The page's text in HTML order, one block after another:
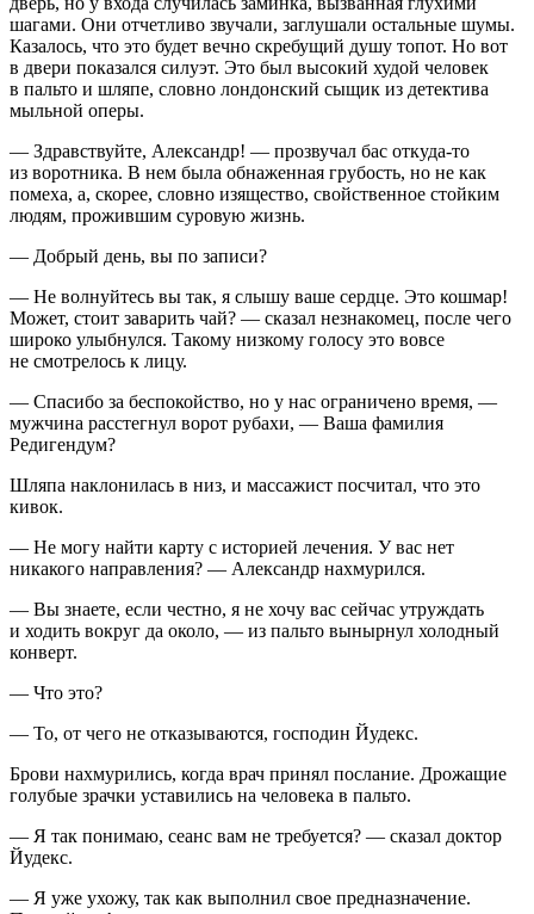
шагами. Они отчетливо звучали, заглушали остальные шумы.
Казалось, что это будет вечно скребущий душу топот. Но вот
в двери показался силуэт. Это был высокий худой человек
в пальто и шляпе, словно лондонский сыщик из детектива
мыльной оперы.
— Здравствуйте, Александр! — прозвучал бас откуда-то
из воротника. В нем была обнаженная грубость, но не как
помеха, а, скорее, словно изящество, свойственное стойким
людям, прожившим суровую жизнь.
— Добрый день, вы по записи?
— Не волнуйтесь вы так, я слышу ваше сердце. Это кошмар!
Может, стоит заварить чай? — сказал незнакомец, после чего
широко улыбнулся. Такому низкому голосу это вовсе
не смотрелось к лицу.
— Спасибо за беспокойство, но у нас ограничено время, —
мужчина расстегнул ворот рубахи, — Ваша фамилия
Редигендум?
Шляпа наклонилась в низ, и массажист посчитал, что это
кивок.
— Не могу найти карту с историей лечения. У вас нет
никакого направления? — Александр нахмурился.
— Вы знаете, если честно, я не хочу вас сейчас утруждать
и ходить вокруг да около, — из пальто вынырнул холодный
конверт.
— Что это?
— То, от чего не отказываются, господин Йудекс.
Брови нахмурились, когда врач принял послание. Дрожащие
голубые зрачки уставились на человека в пальто.
— Я так понимаю, сеанс вам не требуется? — сказал доктор
Йудекс.
— Я уже ухожу, так как выполнил свое предназначение.